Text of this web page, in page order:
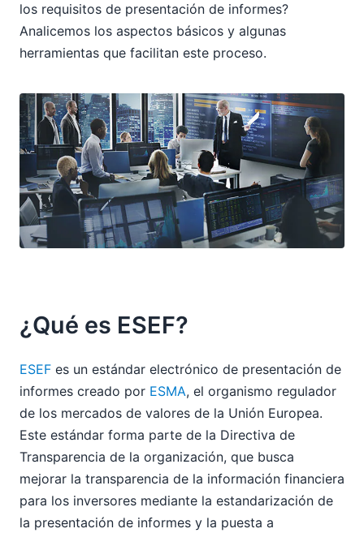
los requisitos de presentación de informes?
Analicemos los aspectos básicos y algunas
herramientas que facilitan este proceso.
¿Qué es ESEF?
ESEF es un estándar electrónico de presentación de
informes creado por ESMA, el organismo regulador
de los mercados de valores de la Unión Europea.
Este estándar forma parte de la Directiva de
Transparencia de la organización, que busca
mejorar la transparencia de la información financiera
para los inversores mediante la estandarización de
la presentación de informes y la puesta a